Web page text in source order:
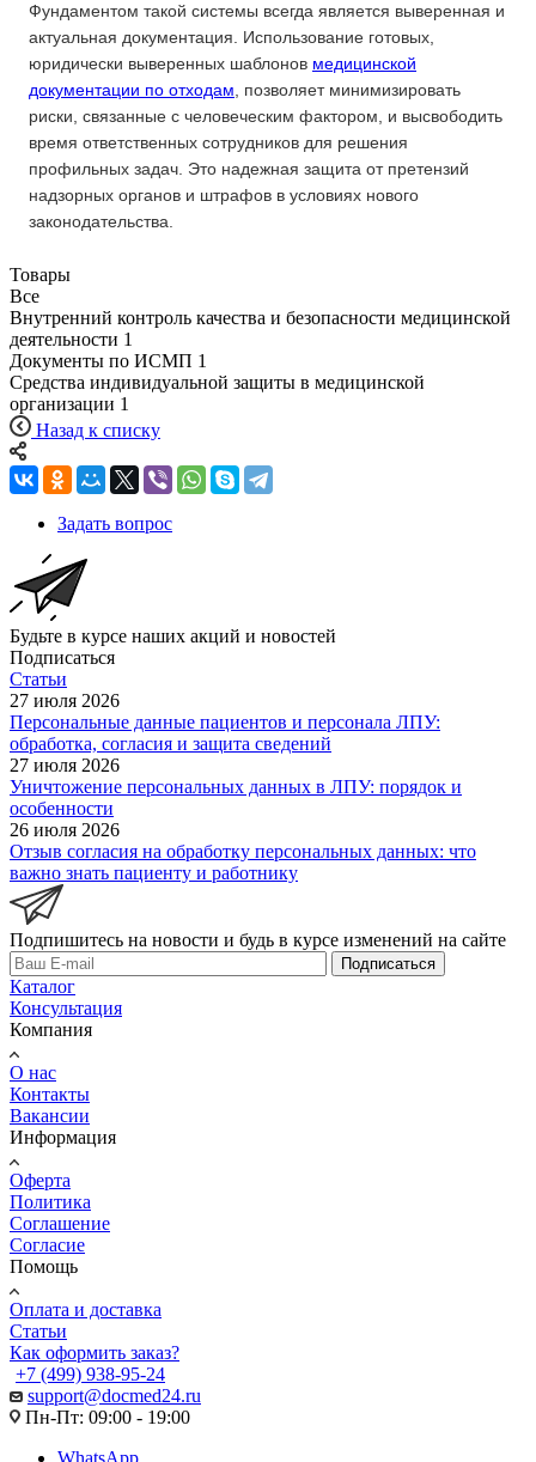
Фундаментом такой системы всегда является выверенная и
актуальная документация. Использование готовых,
юридически выверенных шаблонов медицинской
документации по отходам , позволяет минимизировать
риски, связанные с человеческим фактором, и высвободить
время ответственных сотрудников для решения
профильных задач. Это надежная защита от претензий
надзорных органов и штрафов в условиях нового
законодательства.
Товары
Все
Внутренний контроль качества и безопасности медицинской
деятельности 1
Документы по ИСМП 1
Средства индивидуальной защиты в медицинской
организации 1
Назад к списку
Задать вопрос
Будьте в курсе наших акций и новостей
Подписаться
Статьи
27 июля 2026
Персональные данные пациентов и персонала ЛПУ:
обработка, согласия и защита сведений
27 июля 2026
Уничтожение персональных данных в ЛПУ: порядок и
особенности
26 июля 2026
Отзыв согласия на обработку персональных данных: что
важно знать пациенту и работнику
Подпишитесь на новости и будь в курсе изменений на сайте
Подписаться
Каталог
Консультация
Компания
О нас
Контакты
Вакансии
Информация
Оферта
Политика
Соглашение
Согласие
Помощь
Оплата и доставка
Статьи
Как оформить заказ?
+7 (499) 938-95-24
support@docmed24.ru
Пн-Пт: 09:00 - 19:00